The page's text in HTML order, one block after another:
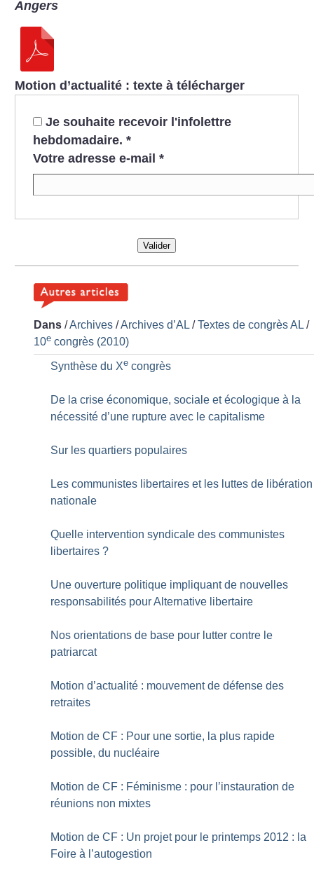
Angers
Motion d’actualité : texte à télécharger
Je souhaite recevoir l'infolettre
hebdomadaire. *
Votre adresse e-mail *
Valider
Dans /Archives /Archives d’AL /Textes de congrès AL /
10e congrès (2010)
Synthèse du Xe congrès
De la crise économique, sociale et écologique à la
nécessité d’une rupture avec le capitalisme
Sur les quartiers populaires
Les communistes libertaires et les luttes de libération
nationale
Quelle intervention syndicale des communistes
libertaires ?
Une ouverture politique impliquant de nouvelles
responsabilités pour Alternative libertaire
Nos orientations de base pour lutter contre le
patriarcat
Motion d’actualité : mouvement de défense des
retraites
Motion de CF : Pour une sortie, la plus rapide
possible, du nucléaire
Motion de CF : Féminisme : pour l’instauration de
réunions non mixtes
Motion de CF : Un projet pour le printemps 2012 : la
Foire à l’autogestion